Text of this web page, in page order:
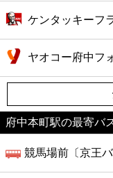
ケンタッキーフ
ヤオコー府中フ
府中本町駅の最寄バ
競馬場前〔京王